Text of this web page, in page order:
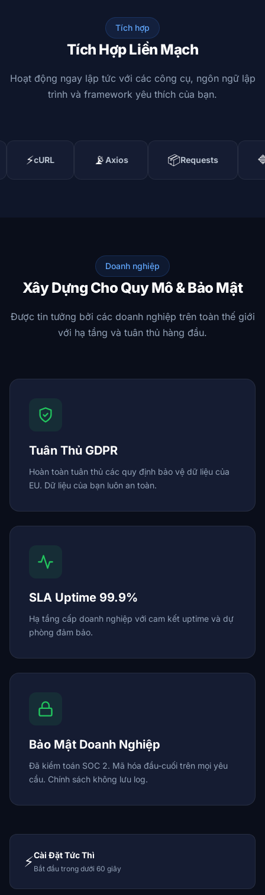
Tích hợp
Tích Hợp Liền Mạch
Hoạt động ngay lập tức với các công cụ, ngôn ngữ lập
trình và framework yêu thích của bạn.
📡 📦 Requests 🔷
Doanh nghiệp
Xây Dựng Cho Quy Mô & Bảo Mật
Được tin tưởng bởi các doanh nghiệp trên toàn thế giới
với hạ tầng và tuân thủ hàng đầu.
Tuân Thủ GDPR
Hoàn toàn tuân thủ các quy định bảo vệ dữ liệu của
EU. Dữ liệu của bạn luôn an toàn.
SLA Uptime 99.9%
Hạ tầng cấp doanh nghiệp với cam kết uptime và dự
phòng đảm bảo.
Bảo Mật Doanh Nghiệp
Đã kiểm toán SOC 2. Mã hóa đầu-cuối trên mọi yêu
cầu. Chính sách không lưu log.
⚡Cài Đặt Tức Thì
Bắt đầu trong dưới 60 giây